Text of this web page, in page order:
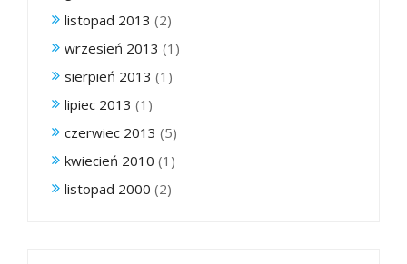
listopad 2013 (2)
wrzesień 2013 (1)
sierpień 2013 (1)
lipiec 2013 (1)
czerwiec 2013 (5)
kwiecień 2010 (1)
listopad 2000 (2)